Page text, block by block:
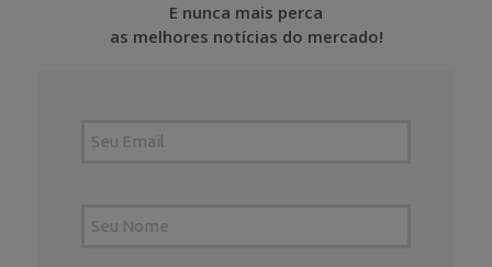
E nunca mais perca
as melhores notícias do mercado!